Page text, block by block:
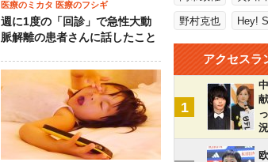
医療のミカタ 医療のフシギ
週に1度の「回診」で急性大動
脈解離の患者さんに話したこと
野村克也 Hey!
アクセスラ
1
況